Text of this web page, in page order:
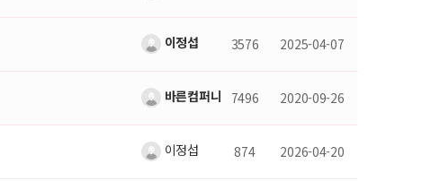
이정섭 3576 2025-04-07
바른컴퍼니 7496 2020-09-26
이정섭 874 2026-04-20